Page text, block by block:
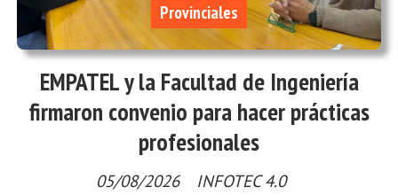
EMPATEL y la Facultad de Ingeniería
firmaron convenio para hacer prácticas
profesionales
INFOTEC 4.0
Provinciales
05/08/2026